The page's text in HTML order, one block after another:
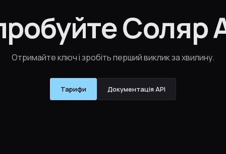
Соляр
Отримайте ключ і зробіть перший виклик за хвилину.
Тарифи Документація API